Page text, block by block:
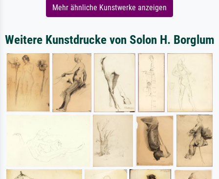
Mehr ähnliche Kunstwerke anzeigen
Weitere Kunstdrucke von Solon H. Borglum